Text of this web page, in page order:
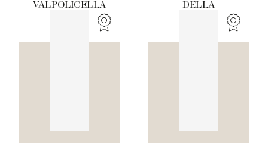
VALPOLICELLA
TENUTA LENA DI
DELLA
VALPOLICELLA